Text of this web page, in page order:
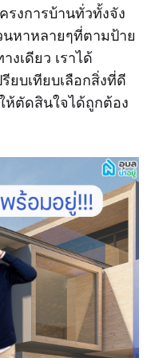
งการบ้านทั่วทั้งจัง
หาหลายๆที่ตามป้าย
งเดียว เราได้
ยบเทียบเลือกสิ่งที่ดี
ตัดสินใจได้ถูกต้อง